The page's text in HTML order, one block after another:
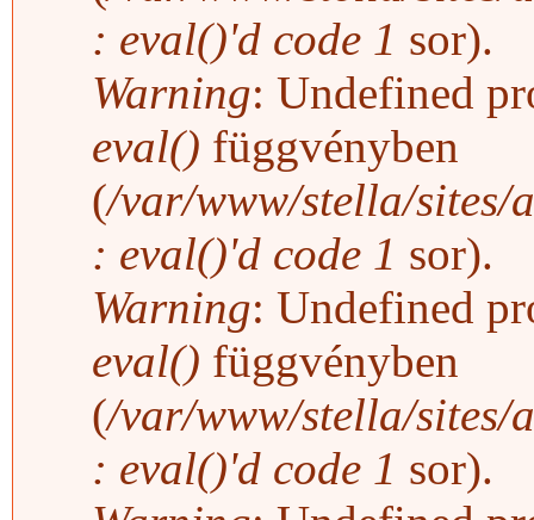
: eval()'d code 1 sor).
Warning: Undefined
eval() függvényben
(/var/www/stella/sites/
: eval()'d code 1 sor).
Warning: Undefined
eval() függvényben
(/var/www/stella/sites/
: eval()'d code 1 sor).